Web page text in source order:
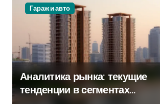
Гараж и авто
Аналитика рынка: текущие
тенденции в сегментах